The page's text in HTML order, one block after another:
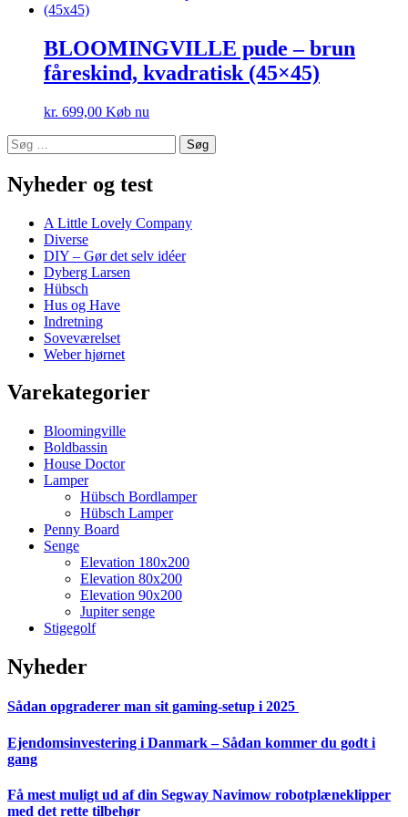
BLOOMINGVILLE pude – brun
fåreskind, kvadratisk (45×45)
kr. 699,00 Køb nu
Søg
efter:
Nyheder og test
A Little Lovely Company
Diverse
DIY – Gør det selv idéer
Dyberg Larsen
Hübsch
Hus og Have
Indretning
Soveværelset
Weber hjørnet
Varekategorier
Bloomingville
Boldbassin
House Doctor
Lamper
Hübsch Bordlamper
Hübsch Lamper
Penny Board
Senge
Elevation 180x200
Elevation 80x200
Elevation 90x200
Jupiter senge
Stigegolf
Nyheder
Sådan opgraderer man sit gaming-setup i 2025
Ejendomsinvestering i Danmark – Sådan kommer du godt i
gang
Få mest muligt ud af din Segway Navimow robotplæneklipper
med det rette tilbehør